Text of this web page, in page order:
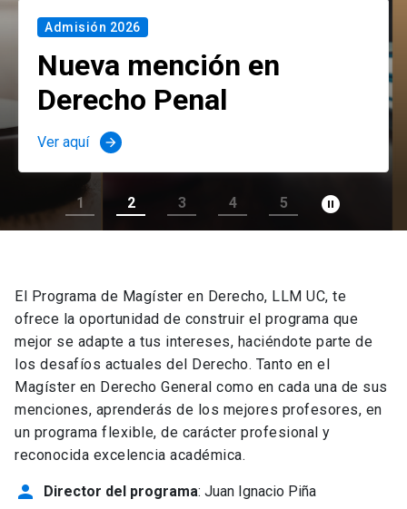
Admisión 2026
Nueva mención en
Derecho Penal
Ver aquí arrow_forward
1 2 3 4 5 pause_circle_filled
El Programa de Magíster en Derecho, LLM UC, te
ofrece la oportunidad de construir el programa que
mejor se adapte a tus intereses, haciéndote parte de
los desafíos actuales del Derecho. Tanto en el
Magíster en Derecho General como en cada una de sus
menciones, aprenderás de los mejores profesores, en
un programa flexible, de carácter profesional y
reconocida excelencia académica.
person Director del programa: Juan Ignacio Piña